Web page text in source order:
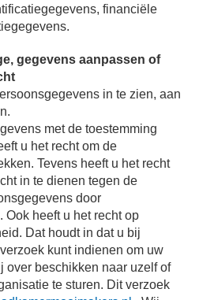
financiële
gegevens aanpassen of
in te zien, aan
met de toestemming
u het recht om de
Tevens heeft u het recht
in te dienen tegen de
door
Ook heeft u het recht op
Dat houdt in dat u bij
kunt indienen om uw
over beschikken naar uzelf of
te sturen. Dit verzoek